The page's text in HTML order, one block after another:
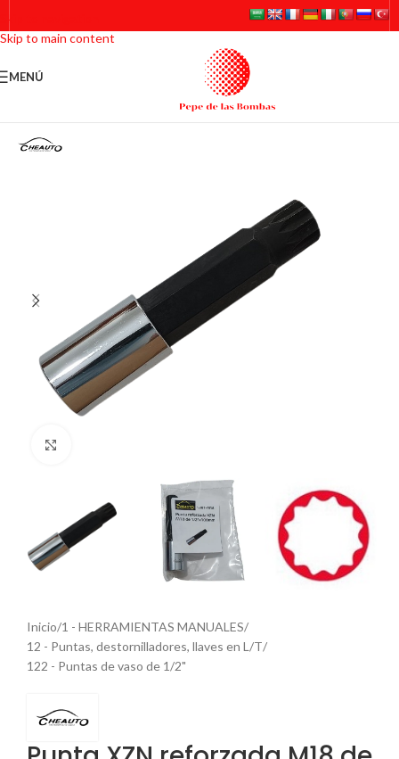
Skip to navigation
Skip to main content
MENÚ
Inicio/1 - HERRAMIENTAS MANUALES/
12 - Puntas, destornilladores, llaves en L/T/
122 - Puntas de vaso de 1/2"